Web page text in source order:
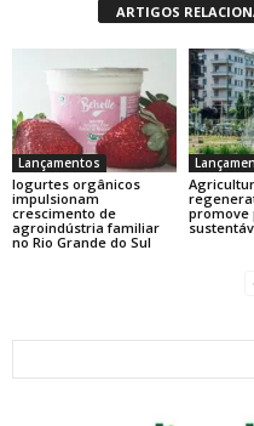
ARTIGOS
Lançamentos
Iogurtes orgânicos
impulsionam
crescimento de
agroindústria familiar
no Rio Grande do Sul
promove